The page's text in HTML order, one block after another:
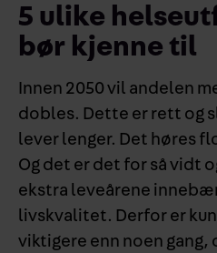
5 ulike
bør kjenne til
Innen 2050 vil andelen
dobles. Dette er rett og
lever lenger. Det høres
Og det er det for så vidt
ekstra leveårene
livskvalitet. Derfor er
viktigere enn noen gang,